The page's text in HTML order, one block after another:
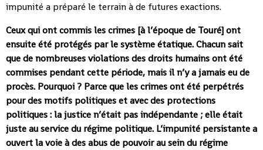
impunité a préparé le terrain à de futures exactions.
Ceux qui ont commis les crimes [à l’époque de Touré] ont
ensuite été protégés par le système étatique. Chacun sait
que de nombreuses violations des droits humains ont été
commises pendant cette période, mais il n’y a jamais eu de
procès. Pourquoi ? Parce que les crimes ont été perpétrés
pour des motifs politiques et avec des protections
politiques : la justice n’était pas indépendante ; elle était
juste au service du régime politique. L’impunité persistante a
ouvert la voie à des abus de pouvoir au sein du régime